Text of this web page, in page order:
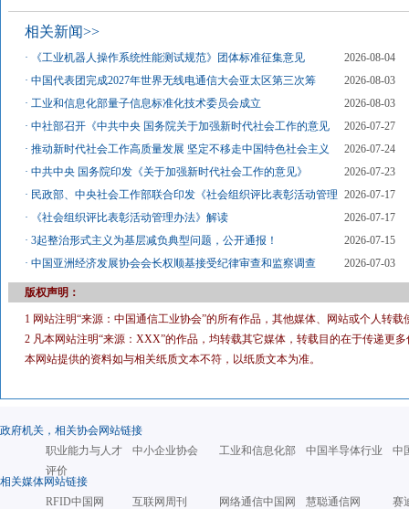
相关新闻>>
· 《工业机器人操作系统性能测试规范》团体标准征集意见
2026-08-04
·中国代表团完成2027年世界无线电通信大会亚太区第三次筹
2026-08-03
·工业和信息化部量子信息标准化技术委员会成立
2026-08-03
·中社部召开《中共中央 国务院关于加强新时代社会工作的意见
2026-07-27
·推动新时代社会工作高质量发展 坚定不移走中国特色社会主义
2026-07-24
·中共中央 国务院印发《关于加强新时代社会工作的意见》
2026-07-23
· 民政部、中央社会工作部联合印发《社会组织评比表彰活动管理
2026-07-17
·
《社会组织评比表彰活动管理办法》解读
2026-07-17
·3起整治形式主义为基层减负典型问题，公开通报！
2026-07-15
·中国亚洲经济发展协会会长权顺基接受纪律审查和监察调查 2026-07-03
版权声明：
1 网站注明“来源：中国通信工业协会”的所有作品，其他媒体、网站或个人转
2 凡本网站注明“来源：XXX”的作品，均转载其它媒体，转载目的在于传递更
本网站提供的资料如与相关纸质文本不符，以纸质文本为准。
政府机关，相关协会网站链接
职业能力与人才
评价
中小企业协会 工业和信息化部 中国半导体行业 中
相关媒体网站链接
RFID中国网
互联网周刊 网络通信中国网 慧聪通信网 赛